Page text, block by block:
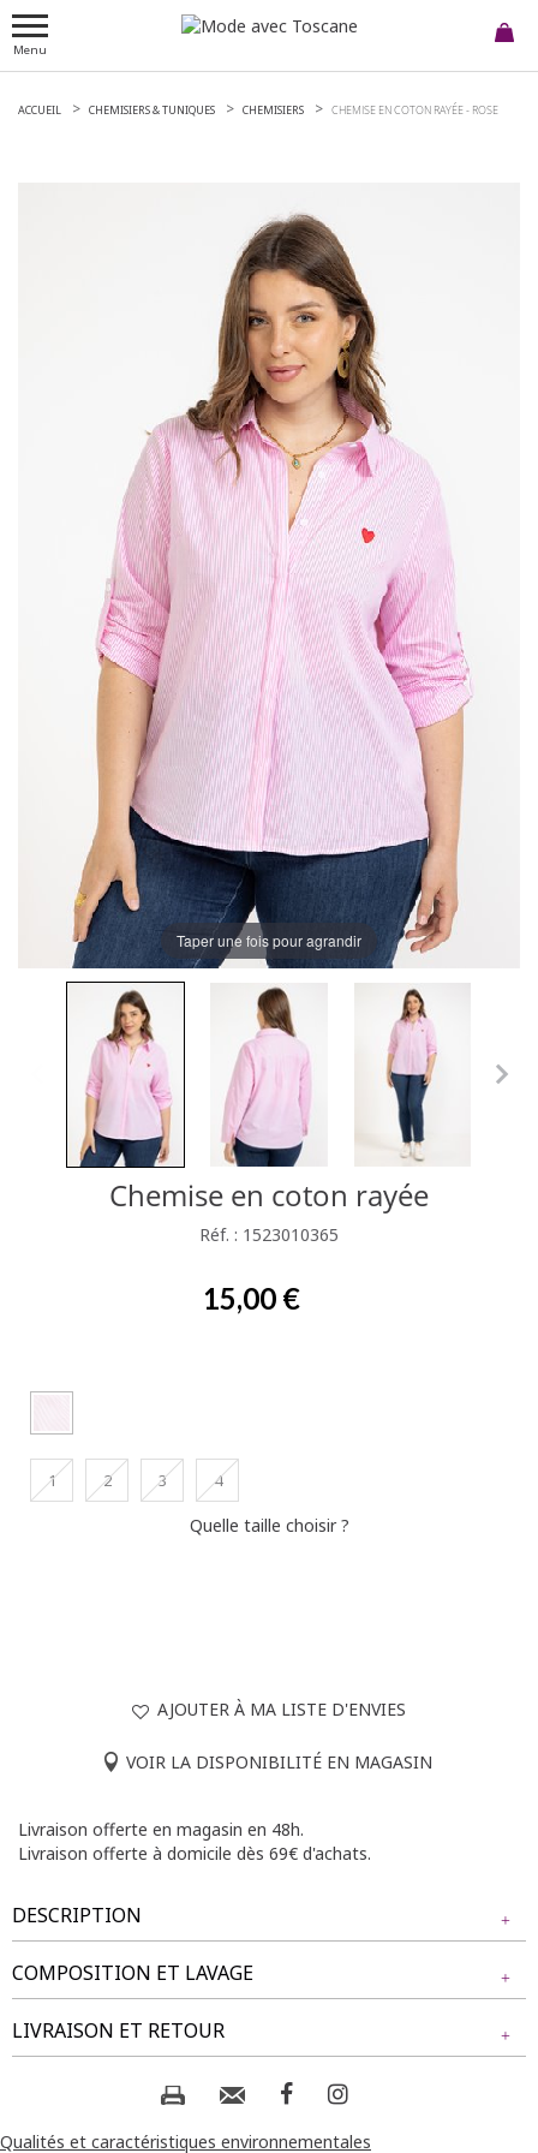
Menu
ACCUEIL CHEMISIERS & TUNIQUES CHEMISIERS CHEMISE EN COTON RAYÉE - ROSE
Taper une fois pour agrandir
Chemise en coton rayée
Réf. : 1523010365
15,00 €
1 2 3 4
Quelle taille choisir ?
AJOUTER À MA LISTE D'ENVIES
VOIR LA DISPONIBILITÉ EN MAGASIN
Livraison offerte en magasin en 48h.
Livraison offerte à domicile dès 69€ d'achats.
DESCRIPTION
Chemise grande taille rayée. Coupe droite. Col chemise avec
patte de boutonnage cachée. Manches longues
retroussables par patte boutonnée. Imprimé à rayures sur
l'ensemble du modèle. Coeur brodé à la poitrine côté gauche.
COMPOSITION ET LAVAGE
Tissu principal : 100% COTON
Composition et lavage :
LIVRAISON ET RETOUR
NOS MODES DE LIVRAISON
Livraison Magasin :
Qualités et caractéristiques environnementales